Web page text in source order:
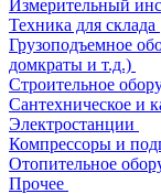
Измерительный
Техника для склада
Грузоподъемное
домкраты и т.д.)
Строительное
Сантехническое и
Электростанции
Компрессоры и
Отопительное
Прочее